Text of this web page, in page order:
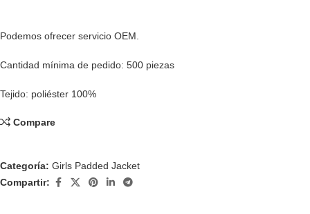
Podemos ofrecer servicio OEM.
Cantidad mínima de pedido: 500 piezas
Tejido: poliéster 100%
Compare
Categoría: Girls Padded Jacket
Compartir: